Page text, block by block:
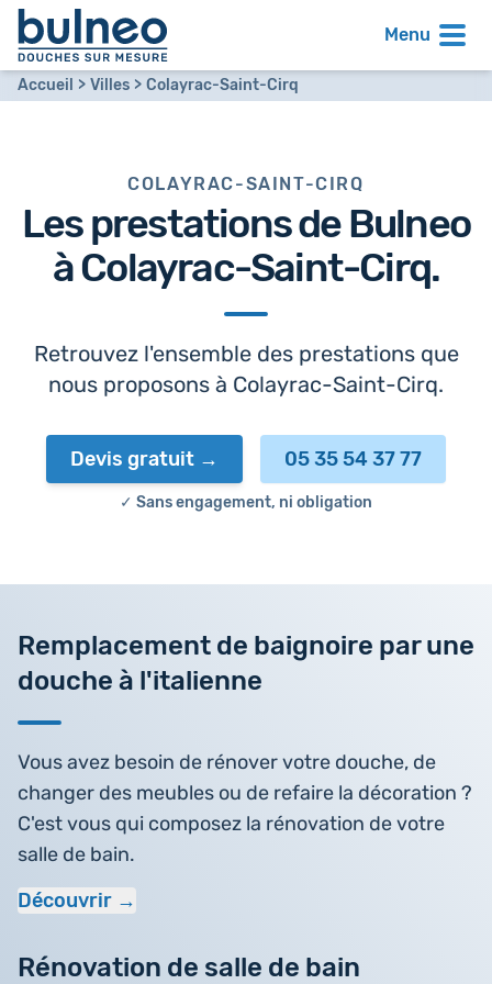
Menu
Accueil Villes Colayrac-Saint-Cirq
COLAYRAC-SAINT-CIRQ
Les prestations de Bulneo
àColayrac-Saint-Cirq.
Retrouvez l'ensemble des prestations que
nous proposons à Colayrac-Saint-Cirq.
Devis gratuit 05 35 54 37 77
✓ Sans engagement, ni obligation
Rénovation de salle de bain
Remplacement de baignoire par une
douche à l'italienne
Vous avez besoin de rénover votre douche, de
changer des meubles ou de refaire la décoration ?
C'est vous qui composez la rénovation de votre
salle de bain.
Découvrir